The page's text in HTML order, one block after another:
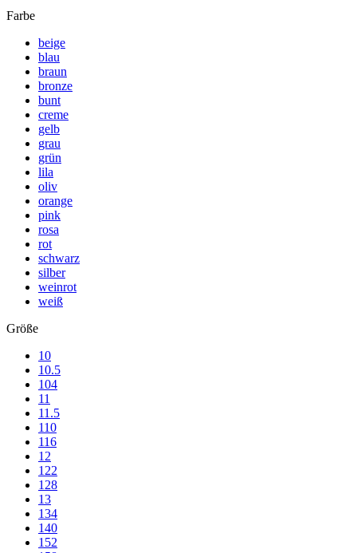
Farbe
beige
blau
braun
bronze
bunt
creme
gelb
grau
grün
lila
oliv
orange
pink
rosa
rot
schwarz
silber
weinrot
weiß
Größe
10
10.5
104
11
11.5
110
116
12
122
128
13
134
140
152